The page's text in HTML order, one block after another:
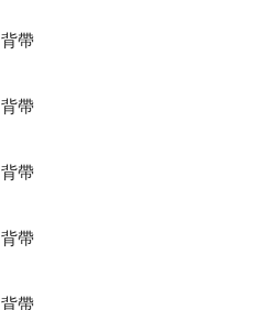
背帶
背帶
背帶
背帶
背帶